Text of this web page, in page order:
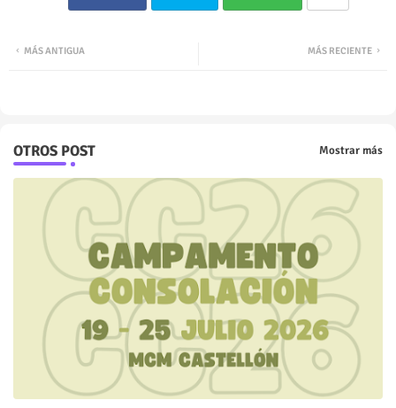
MÁS RECIENTE
MÁS ANTIGUA
OTROS POST Mostrar más